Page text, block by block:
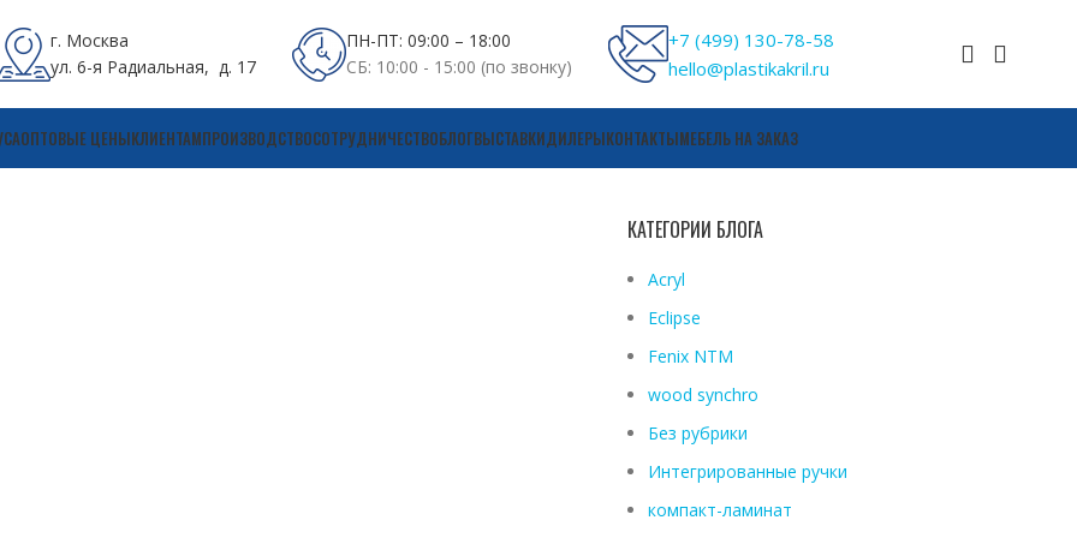
г. Москва
ул. 6-я Радиальная, д. 17
ПН-ПТ: 09:00 – 18:00
СБ: 10:00 - 15:00 (по звонку)
+7 (499) 130-78-58
hello@plastikakril.ru
ОПТОВЫЕ ЦЕНЫКЛИЕНТАМПРОИЗВОДСТВОСОТРУДНИЧЕСТВОБЛОГВЫСТАВКИДИЛЕРЫКОНТАКТЫМЕБЕЛЬ НА ЗАКАЗ
КАТЕГОРИИ БЛОГА
Acryl
Eclipse
Fenix ​​NTM
wood synchro
Без рубрики
Интегрированные ручки
компакт-ламинат